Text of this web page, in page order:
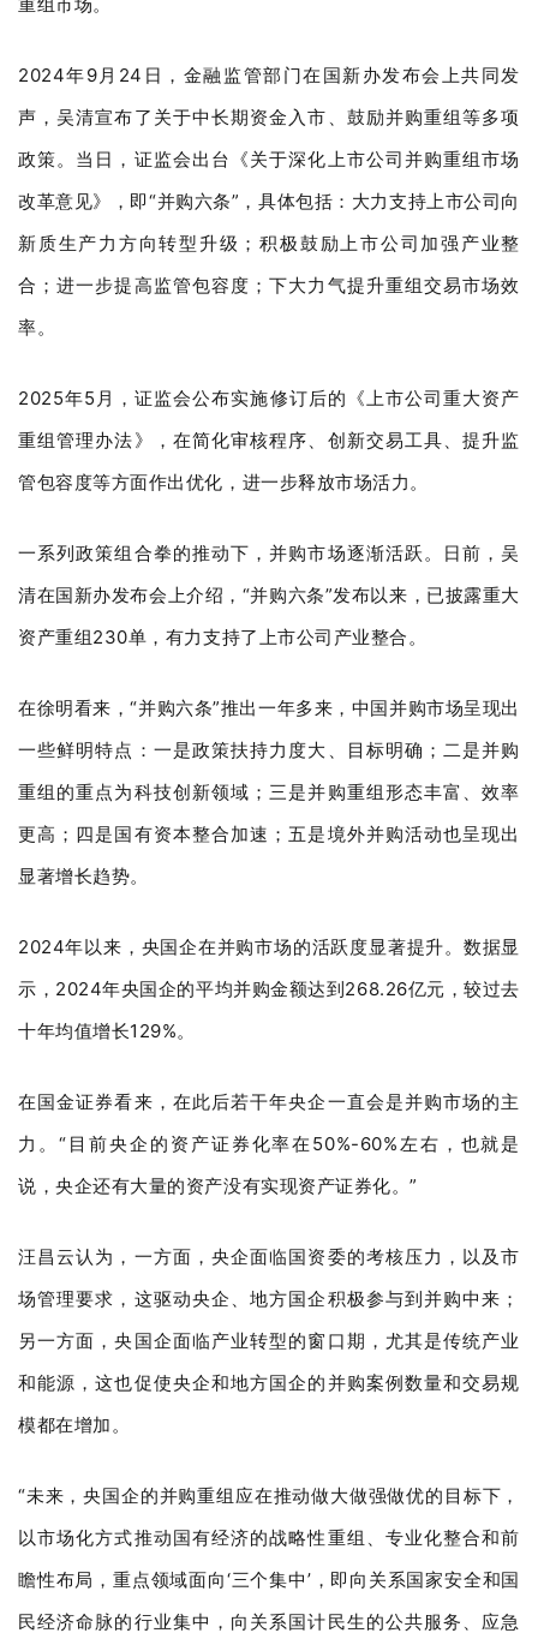
2024年9月24日，金融监管部门在国新办发布会上共同发
声，吴清宣布了关于中长期资金入市、鼓励并购重组等多项
政策。当日，证监会出台《关于深化上市公司并购重组市场
改革意见》，即“并购六条”，具体包括：大力支持上市公司向
新质生产力方向转型升级；积极鼓励上市公司加强产业整
合；进一步提高监管包容度；下大力气提升重组交易市场效
率。
2025年5月，证监会公布实施修订后的《上市公司重大资产
重组管理办法》，在简化审核程序、创新交易工具、提升监
管包容度等方面作出优化，进一步释放市场活力。
一系列政策组合拳的推动下，并购市场逐渐活跃。日前，吴
清在国新办发布会上介绍，“并购六条”发布以来，已披露重大
资产重组230单，有力支持了上市公司产业整合。
在徐明看来，“并购六条”推出一年多来，中国并购市场呈现出
一些鲜明特点：一是政策扶持力度大、目标明确；二是并购
重组的重点为科技创新领域；三是并购重组形态丰富、效率
更高；四是国有资本整合加速；五是境外并购活动也呈现出
显著增长趋势。
2024年以来，央国企在并购市场的活跃度显著提升。数据显
示，2024年央国企的平均并购金额达到268.26亿元，较过去
十年均值增长129%。
在国金证券看来，在此后若干年央企一直会是并购市场的主
力。“目前央企的资产证券化率在50%-60%左右，也就是
说，央企还有大量的资产没有实现资产证券化。”
汪昌云认为，一方面，央企面临国资委的考核压力，以及市
场管理要求，这驱动央企、地方国企积极参与到并购中来；
另一方面，央国企面临产业转型的窗口期，尤其是传统产业
和能源，这也促使央企和地方国企的并购案例数量和交易规
模都在增加。
“未来，央国企的并购重组应在推动做大做强做优的目标下，
以市场化方式推动国有经济的战略性重组、专业化整合和前
瞻性布局，重点领域面向‘三个集中’，即向关系国家安全和国
民经济命脉的行业集中，向关系国计民生的公共服务、应急